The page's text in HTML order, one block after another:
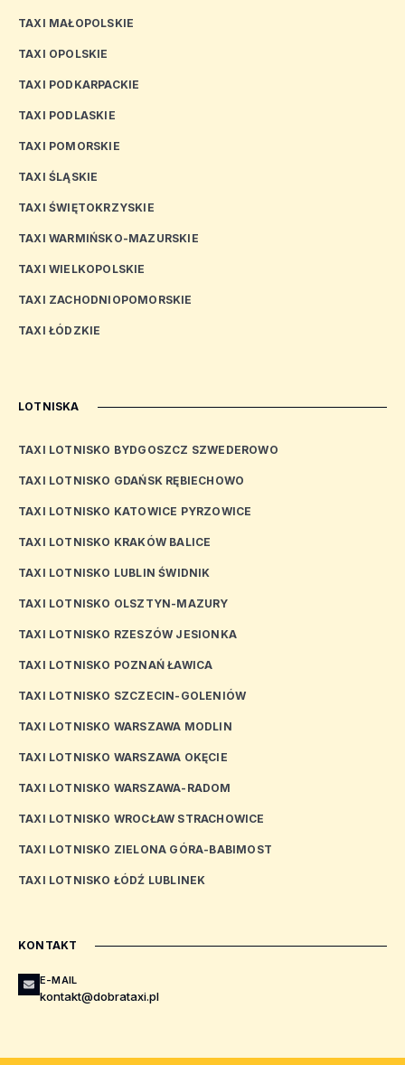
TAXI MAŁOPOLSKIE
TAXI OPOLSKIE
TAXI PODKARPACKIE
TAXI PODLASKIE
TAXI POMORSKIE
TAXI ŚLĄSKIE
TAXI ŚWIĘTOKRZYSKIE
TAXI WARMIŃSKO-MAZURSKIE
TAXI WIELKOPOLSKIE
TAXI ZACHODNIOPOMORSKIE
TAXI ŁÓDZKIE
LOTNISKA
TAXI LOTNISKO BYDGOSZCZ SZWEDEROWO
TAXI LOTNISKO GDAŃSK RĘBIECHOWO
TAXI LOTNISKO KATOWICE PYRZOWICE
TAXI LOTNISKO KRAKÓW BALICE
TAXI LOTNISKO LUBLIN ŚWIDNIK
TAXI LOTNISKO OLSZTYN-MAZURY
TAXI LOTNISKO RZESZÓW JESIONKA
TAXI LOTNISKO POZNAŃ ŁAWICA
TAXI LOTNISKO SZCZECIN-GOLENIÓW
TAXI LOTNISKO WARSZAWA MODLIN
TAXI LOTNISKO WARSZAWA OKĘCIE
TAXI LOTNISKO WARSZAWA-RADOM
TAXI LOTNISKO WROCŁAW STRACHOWICE
TAXI LOTNISKO ZIELONA GÓRA-BABIMOST
TAXI LOTNISKO ŁÓDŹ LUBLINEK
KONTAKT
E-MAIL
kontakt@dobrataxi.pl